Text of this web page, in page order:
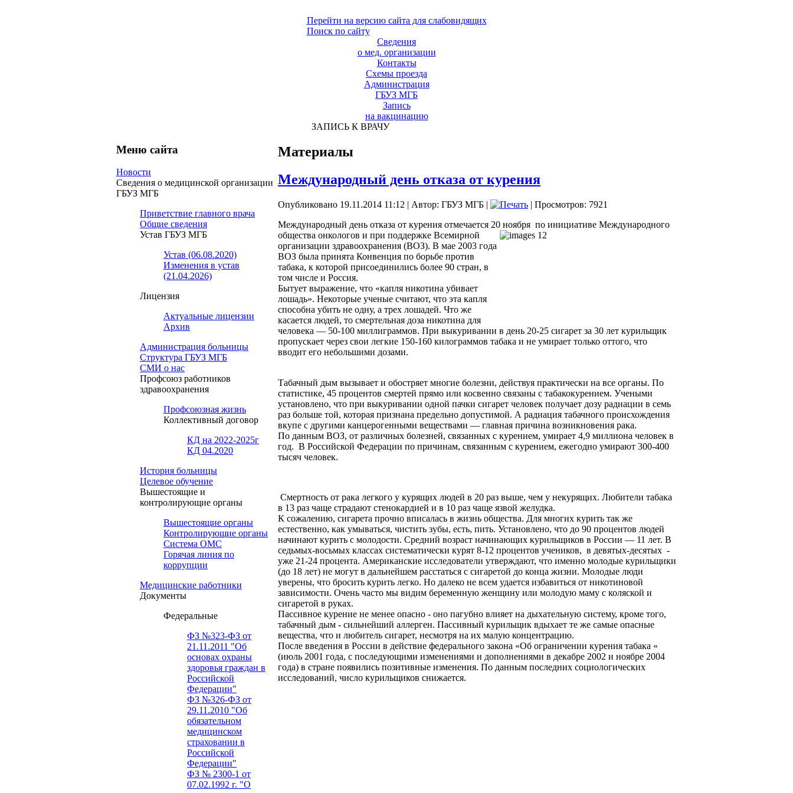
Перейти на версию сайта для слабовидящих
Поиск по сайту
Сведения
о мед. организации
Контакты
Схемы проезда
Администрация
ГБУЗ МГБ
Запись
на вакцинацию
ЗАПИСЬ К ВРАЧУ
Меню сайта
Новости
Сведения о медицинской организации
ГБУЗ МГБ
Приветствие главного врача
Общие сведения
Устав ГБУЗ МГБ
Устав (06.08.2020)
Изменения в устав
(21.04.2026)
Лицензия
Актуальные лицензии
Архив
Администрация больницы
Структура ГБУЗ МГБ
СМИ о нас
Профсоюз работников
здравоохранения
Профсоюзная жизнь
Коллективный договор
КД на 2022-2025г
КД 04.2020
История больницы
Целевое обучение
Вышестоящие и
контролирующие органы
Вышестоящие органы
Контролирующие органы
Система ОМС
Горячая линия по
коррупции
Медицинские работники
Документы
Федеральные
ФЗ №323-ФЗ от
21.11.2011 "Об
основах охраны
здоровья граждан в
Российской
Федерации"
ФЗ №326-ФЗ от
29.11.2010 "Об
обязательном
медицинском
страховании в
Российской
Федерации"
ФЗ № 2300-1 от
07.02.1992 г. "О
Материалы
Международный день отказа от курения
Опубликовано 19.11.2014 11:12 | Автор: ГБУЗ МГБ |
| Просмотров: 7921
Международный день отказа от курения отмечается 20 ноября по инициативе Международного
общества онкологов и при поддержке Всемирной
организации здравоохранения (ВОЗ). В мае 2003 года
ВОЗ была принята Конвенция по борьбе против
табака, к которой присоединились более 90 стран, в
том числе и Россия.
Бытует выражение, что «капля никотина убивает
лошадь». Некоторые ученые считают, что эта капля
способна убить не одну, а трех лошадей. Что же
касается людей, то смертельная доза никотина для
человека — 50-100 миллиграммов. При выкуривании в день 20-25 сигарет за 30 лет курильщик
пропускает через свои легкие 150-160 килограммов табака и не умирает только оттого, что
вводит его небольшими дозами.
Табачный дым вызывает и обостряет многие болезни, действуя практически на все органы. По
статистике, 45 процентов смертей прямо или косвенно связаны с табакокурением. Учеными
установлено, что при выкуривании одной пачки сигарет человек получает дозу радиации в семь
раз больше той, которая признана предельно допустимой. А радиация табачного происхождения
вкупе с другими канцерогенными веществами — главная причина возникновения рака.
По данным ВОЗ, от различных болезней, связанных с курением, умирает 4,9 миллиона человек в
год. В Российской Федерации по причинам, связанным с курением, ежегодно умирают 300-400
тысяч человек.
Смертность от рака легкого у курящих людей в 20 раз выше, чем у некурящих. Любители табака
в 13 раз чаще страдают стенокардией и в 10 раз чаще язвой желудка.
К сожалению, сигарета прочно вписалась в жизнь общества. Для многих курить так же
естественно, как умываться, чистить зубы, есть, пить. Установлено, что до 90 процентов людей
начинают курить с молодости. Средний возраст начинающих курильщиков в России — 11 лет. В
седьмых-восьмых классах систематически курят 8-12 процентов учеников, в девятых-десятых -
уже 21-24 процента. Американские исследователи утверждают, что именно молодые курильщики
(до 18 лет) не могут в дальнейшем расстаться с сигаретой до конца жизни. Молодые люди
уверены, что бросить курить легко. Но далеко не всем удается избавиться от никотиновой
зависимости. Очень часто мы видим беременную женщину или молодую маму с коляской и
сигаретой в руках.
Пассивное курение не менее опасно - оно пагубно влияет на дыхательную систему, кроме того,
табачный дым - сильнейший аллерген. Пассивный курильщик вдыхает те же самые опасные
вещества, что и любитель сигарет, несмотря на их малую концентрацию.
После введения в России в действие федерального закона «Об ограничении курения табака «
(июль 2001 года, с последующими изменениями и дополнениями в декабре 2002 и ноябре 2004
года) в стране появились позитивные изменения. По данным последних социологических
исследований, число курильщиков снижается.